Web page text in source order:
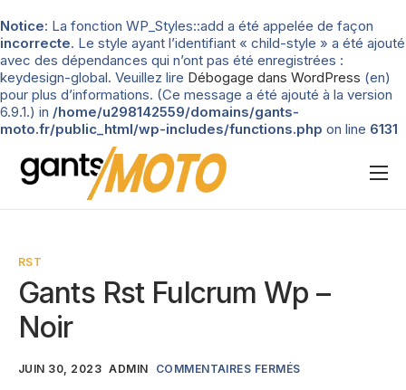
Notice: La fonction WP_Styles::add a été appelée de façon
incorrecte. Le style ayant l’identifiant « child-style » a été ajouté
avec des dépendances qui n’ont pas été enregistrées :
keydesign-global. Veuillez lire Débogage dans WordPress (en)
pour plus d’informations. (Ce message a été ajouté à la version
6.9.1.) in /home/u298142559/domains/gants-
moto.fr/public_html/wp-includes/functions.php on line 6131
Nos tests
Types de gants
Guide d’achat
RST
Gants Rst Fulcrum Wp –
Noir
JUIN 30, 2023 ADMIN COMMENTAIRES FERMÉS